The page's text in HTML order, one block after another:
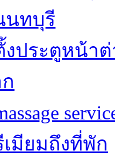
นทบุรี
งประตูหน้า
มียมถึงที่พัก